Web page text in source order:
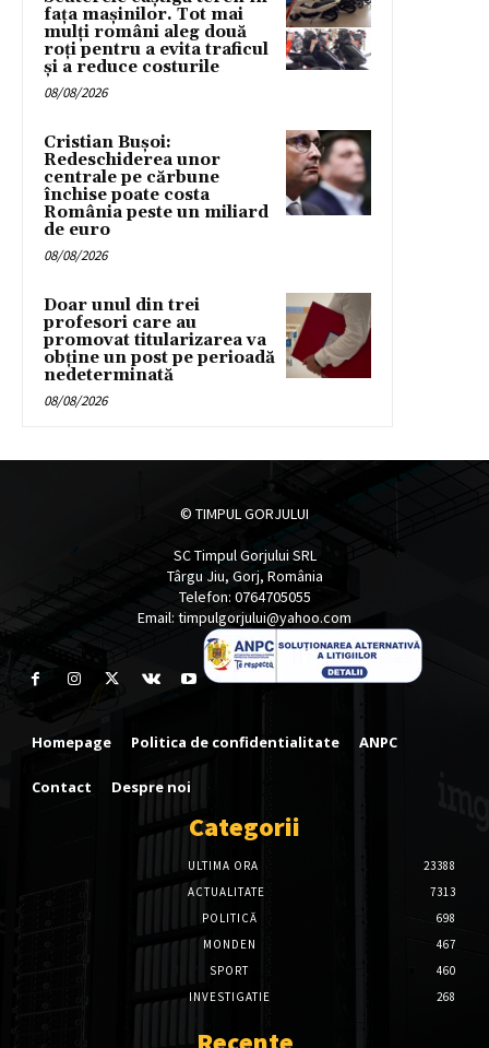
fața mașinilor. Tot mai
mulți români aleg două
roți pentru a evita traficul
și a reduce costurile
08/08/2026
Cristian Bușoi:
Redeschiderea unor
centrale pe cărbune
închise poate costa
România peste un miliard
de euro
08/08/2026
Doar unul din trei
profesori care au
promovat titularizarea va
obține un post pe perioadă
nedeterminată
08/08/2026
© TIMPUL GORJULUI
SC Timpul Gorjului SRL
Târgu Jiu, Gorj, România
Telefon: 0764705055
Email: timpulgorjului@yahoo.com
Homepage Politica de confidentialitate ANPC
Contact Despre noi
Categorii
ULTIMA ORA
23388
ACTUALITATE
7313
POLITICĂ
698
MONDEN
467
SPORT
460
INVESTIGATIE
268